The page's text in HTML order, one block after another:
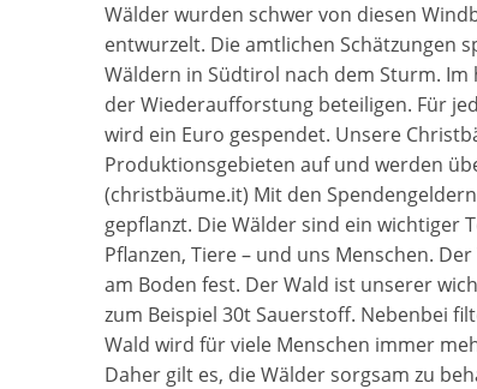
Wälder wurden schwer von diesen
entwurzelt. Die amtlichen Schätzungen
Wäldern in Südtirol nach dem Sturm.
der Wiederaufforstung beteiligen. Für
wird ein Euro gespendet. Unsere
Produktionsgebieten auf und werden
(christbäume.it) Mit den
gepflanzt. Die Wälder sind ein wichtiger
Pflanzen, Tiere – und uns Menschen.
am Boden fest. Der Wald ist unserer
zum Beispiel 30t Sauerstoff. Nebenbei
Wald wird für viele Menschen immer
Daher gilt es, die Wälder sorgsam zu